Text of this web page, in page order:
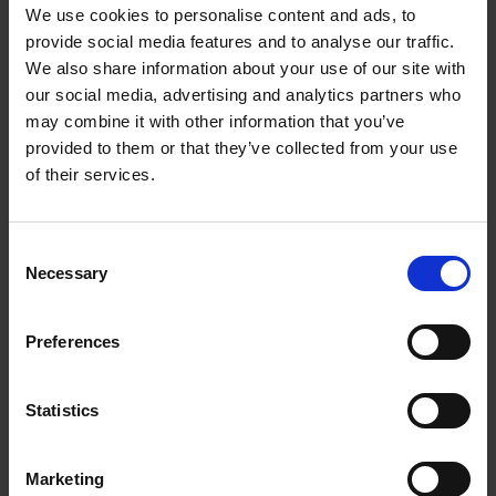
We use cookies to personalise content and ads, to
provide social media features and to analyse our traffic.
We also share information about your use of our site with
our social media, advertising and analytics partners who
may combine it with other information that you’ve
provided to them or that they’ve collected from your use
of their services.
Selection
Necessary
Preferences
Statistics
Marketing
DISCO FLAP DE FELTRO – COM COSTADO
REDUZIDO
Ferramentas diversificadas para polimento de alto
brilho.